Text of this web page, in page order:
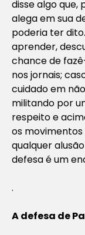
disse algo que,
alega em sua
poderia ter
aprender,
chance de
nos jornais;
cuidado em
militando por
respeito e
os
qualquer
defesa é um
.
A defesa de